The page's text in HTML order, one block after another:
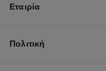
Εταιρία
Πολιτική